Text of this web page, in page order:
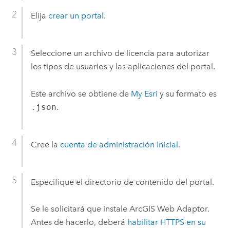
Elija crear un portal .
Seleccione un archivo de licencia para autorizar
los tipos de usuarios y las aplicaciones del portal.
Este archivo se obtiene de My Esri y su formato es
.json.
Cree la cuenta de administración inicial.
Especifique el directorio de contenido del portal.
Se le solicitará que instale ArcGIS Web Adaptor.
Antes de hacerlo, deberá habilitar HTTPS en su